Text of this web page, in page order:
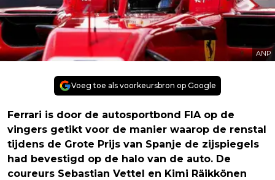
ANP
Voeg toe als voorkeursbron op Google
Ferrari is door de autosportbond FIA op de
vingers getikt voor de manier waarop de renstal
tijdens de Grote Prijs van Spanje de zijspiegels
had bevestigd op de halo van de auto. De
coureurs Sebastian Vettel en Kimi Räikkönen